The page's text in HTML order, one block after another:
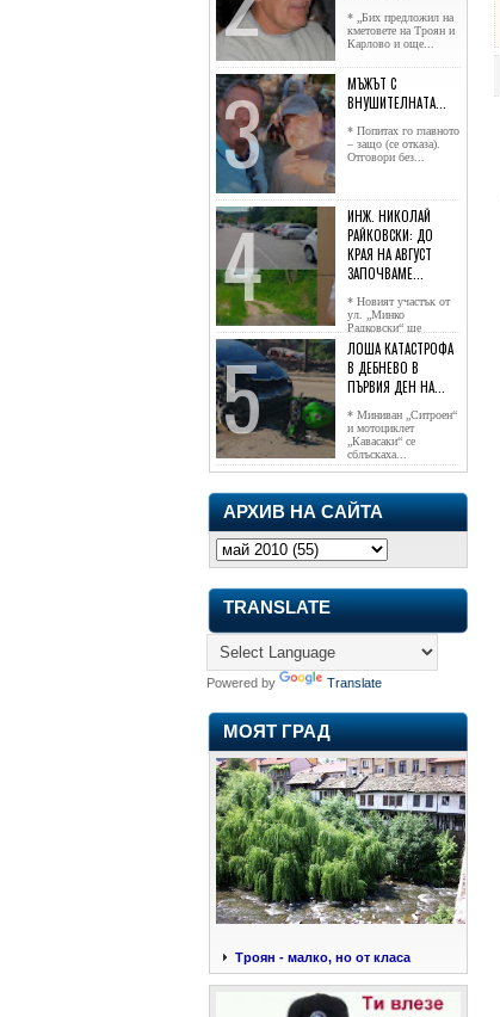
* „Бих предложил на
кметовете на Троян и
Карлово и още...
МЪЖЪТ С
ВНУШИТЕЛНАТА...
* Попитах го главното
– защо (се отказа).
Отговори без...
ИНЖ. НИКОЛАЙ
РАЙКОВСКИ: ДО
КРАЯ НА АВГУСТ
ЗАПОЧВАМЕ...
* Новият участък от
ул. „Минко
Радковски“ ще
достигне жк...
ЛОША КАТАСТРОФА
В ДЕБНЕВО В
ПЪРВИЯ ДЕН НА...
* Миниван „Ситроен“
и мотоциклет
„Кавасаки“ се
сблъскаха...
АРХИВ НА САЙТА
TRANSLATE
Powered by Translate
МОЯТ ГРАД
Троян - малко, но от класа